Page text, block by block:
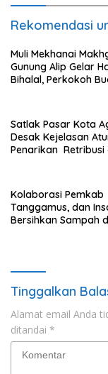
Rekomendasi
Muli Mekhanai
Gunung Alip Gelar
Bihalal, Perkokoh
Satlak Pasar Kota
Desak Kejelasan
Penarikan Retribusi
Kolaborasi Pemkab
Tanggamus, dan
Bersihkan Sampah
Tinggalkan
Alamat email Anda
ditandai *